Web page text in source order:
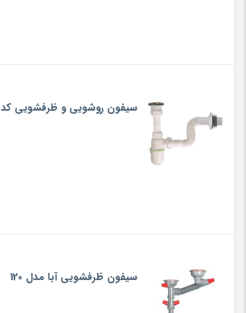
سیفون روشویی و ظرفشویی کد 2001 N
سیفون ظرفشویی آبا مدل 120